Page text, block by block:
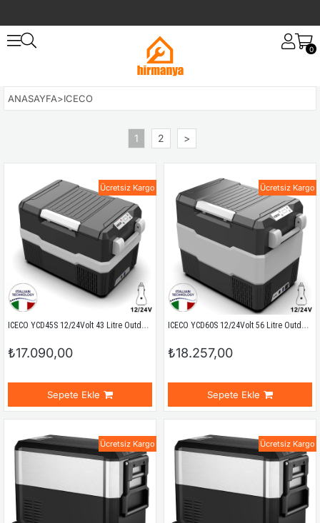
0
ANASAYFA>ICECO
1 2 >
ICECO YCD45S 12/24Volt 43 Litre Outdoor Kompresörlü Oto Buzdolabı
₺17.090,00
Sepete Ekle
Ücretsiz Kargo
ICECO YCD60S 12/24Volt 56 Litre Outdoor Kompresörlü Oto Buzdolabı
₺18.257,00
Sepete Ekle
Ücretsiz Kargo
Ücretsiz Kargo Ücretsiz Kargo